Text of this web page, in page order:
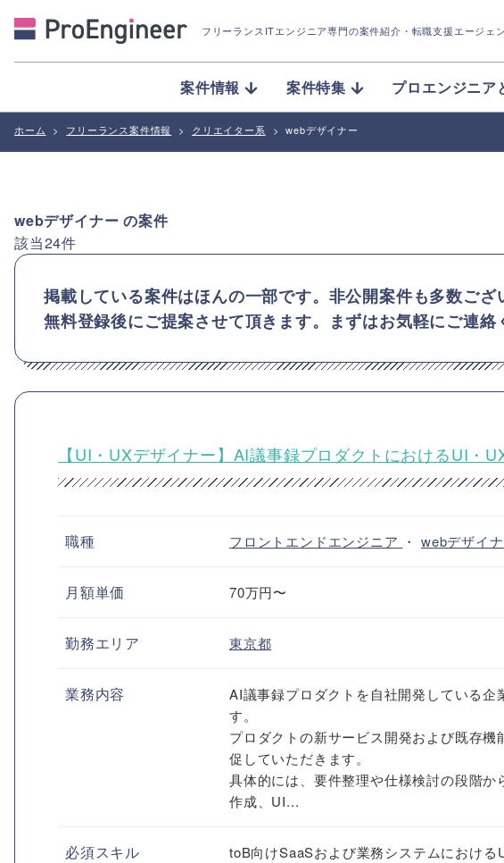
フリーランスITエンジニア専門の案件紹介 ・転職支援エージェ
案件情報 案件特集 プロエンジニア
ホーム > フリーランス案件情報 > クリエイター系 > webデザイナー
webデザイナーの案件
該当24件
掲載している案件はほんの一部です。非公開案件も多数ござ
無料登録後にご提案させて頂きます。まずはお気軽にご連絡
【UI・UXデザイナー】AI議事録プロダクトにおけるUI・
職種 フロントエンドエンジニア ・webデザイ
月額単価 70万円〜
勤務エリア 東京都
業務内容
AI議事録プロダクトを自社開発している
す。
プロダクトの新サービス開発および既存
促していただきます。
具体的には、要件整理や仕様検討の段階
作成、UI...
必須スキル
toB向けSaaSおよび業務システムにおける